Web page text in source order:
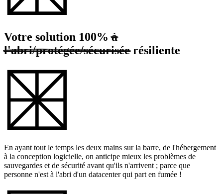
Votre solution 100%à
l'abri/protégée/sécuriséerésiliente
En ayant tout le temps les deux mains sur la barre, de l'hébergement
à la conception logicielle, on anticipe mieux les problèmes de
sauvegardes et de sécurité avant qu'ils n'arrivent ; parce que
personne n'est à l'abri d'un datacenter qui part en fumée !